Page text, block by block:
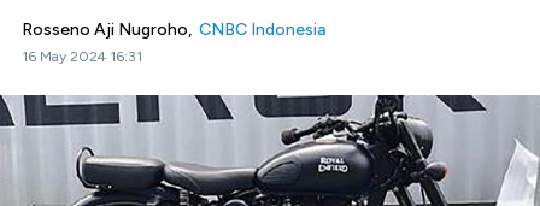
Rosseno Aji Nugroho, CNBC Indonesia
16 May 2024 16:31